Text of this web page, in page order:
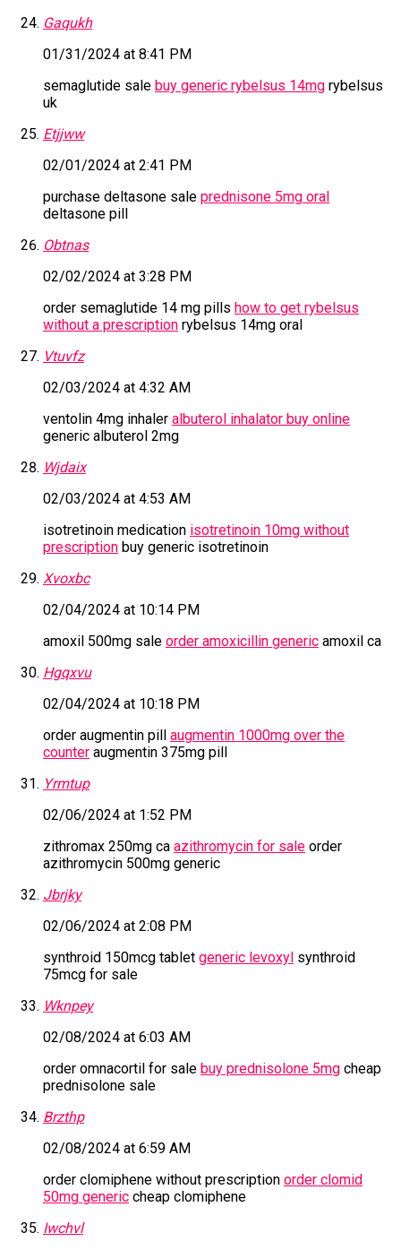
Gaqukh
01/31/2024 at 8:41 PM
semaglutide sale buy generic rybelsus 14mg rybelsus
uk
Etjjww
02/01/2024 at 2:41 PM
purchase deltasone sale prednisone 5mg oral
deltasone pill
Obtnas
02/02/2024 at 3:28 PM
order semaglutide 14 mg pills how to get rybelsus
without a prescription rybelsus 14mg oral
Vtuvfz
02/03/2024 at 4:32 AM
ventolin 4mg inhaler albuterol inhalator buy online
generic albuterol 2mg
Wjdaix
02/03/2024 at 4:53 AM
isotretinoin medication isotretinoin 10mg without
prescription buy generic isotretinoin
Xvoxbc
02/04/2024 at 10:14 PM
amoxil 500mg sale order amoxicillin generic amoxil ca
Hgqxvu
02/04/2024 at 10:18 PM
order augmentin pill augmentin 1000mg over the
counter augmentin 375mg pill
Yrmtup
02/06/2024 at 1:52 PM
zithromax 250mg ca azithromycin for sale order
azithromycin 500mg generic
Jbrjky
02/06/2024 at 2:08 PM
synthroid 150mcg tablet generic levoxyl synthroid
75mcg for sale
Wknpey
02/08/2024 at 6:03 AM
order omnacortil for sale buy prednisolone 5mg cheap
prednisolone sale
Brzthp
02/08/2024 at 6:59 AM
order clomiphene without prescription order clomid
50mg generic cheap clomiphene
Iwchvl